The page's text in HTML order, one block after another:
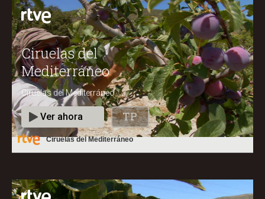
Ciruelas del Mediterráneo